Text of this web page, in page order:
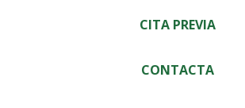
CITA PREVIA
CONTACTA